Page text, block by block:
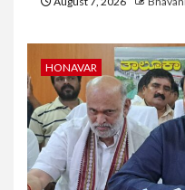
HONAVAR